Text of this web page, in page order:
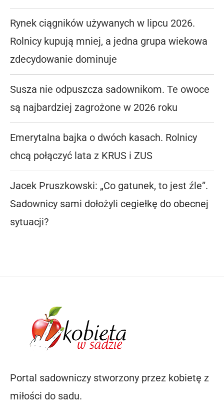
Rynek ciągników używanych w lipcu 2026.
Rolnicy kupują mniej, a jedna grupa wiekowa
zdecydowanie dominuje
Susza nie odpuszcza sadownikom. Te owoce
są najbardziej zagrożone w 2026 roku
Emerytalna bajka o dwóch kasach. Rolnicy
chcą połączyć lata z KRUS i ZUS
Jacek Pruszkowski: „Co gatunek, to jest źle”.
Sadownicy sami dołożyli cegiełkę do obecnej
sytuacji?
Portal sadowniczy stworzony przez kobietę z
miłości do sadu.